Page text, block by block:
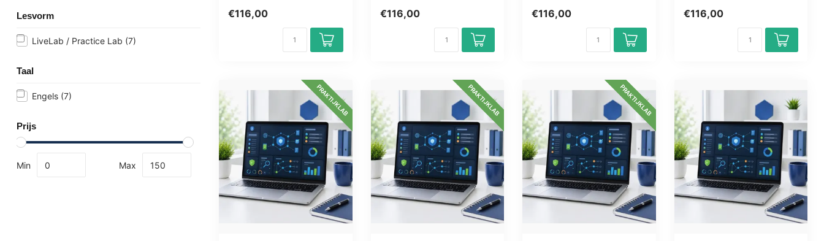
Lesvorm
LiveLab / Practice Lab (7)
Taal
Engels (7)
Prijs
Min Max
FUND Cyber Security Fun...
€116,00 €116,00 €116,00 €116,00
PRAKTIJKLAB PRAKTIJKLAB PRAKTIJKLAB